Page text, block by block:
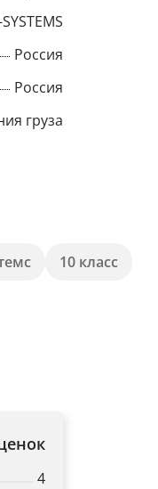
Россия
Россия
груза
10 класс
4